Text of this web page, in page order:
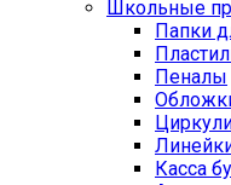
Школьные
Папки
Пеналы
Касса